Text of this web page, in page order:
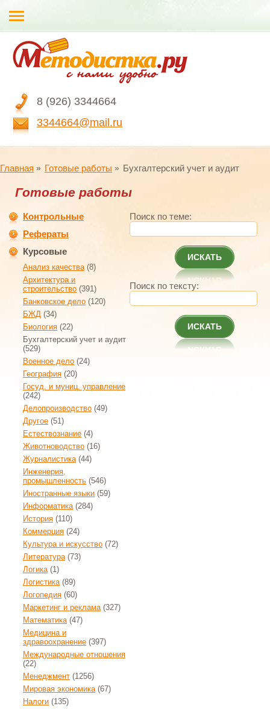
8 (926) 3344664
3344664@mail.ru
Главная Готовые работы Бухгалтерский учет и аудит
Готовые работы
Контрольные
Рефераты
Курсовые
Анализ качества(8)
Архитектура и
строительство (391)
Банковское дело (120)
БЖД (34)
Биология (22)
Бухгалтерский учет и аудит
(529)
Военное дело (24)
География (20)
Госуд. и муниц. управление
(242)
Делопроизводство (49)
Другое (51)
Естествознание (4)
Животноводство (16)
Журналистика(44)
Инженерия,
промышленность (546)
Иностранные языки (59)
Информатика(284)
История (110)
Коммерция (24)
Культура и искусство (72)
Литература(73)
Логика(1)
Логистика(89)
Логопедия (60)
Маркетинг и реклама(327)
Математика(47)
Медицина и
здравоохранение (397)
Международные отношения
(22)
Менеджмент (1256)
Мировая экономика(67)
Налоги (135)
Поиск по теме:
ИСКАТЬ
Поиск по тексту:
ИСКАТЬ